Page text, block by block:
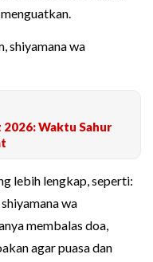
shiyamana wa
2026: Waktu Sahur
lebih lengkap, seperti:
wa
membalas doa,
agar puasa dan